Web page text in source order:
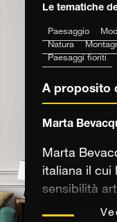
Le tematiche
Paesaggio
Natura
Paesaggi fioriti
A proposito
Marta
Marta
italiana il cui
sensibilità
della moda